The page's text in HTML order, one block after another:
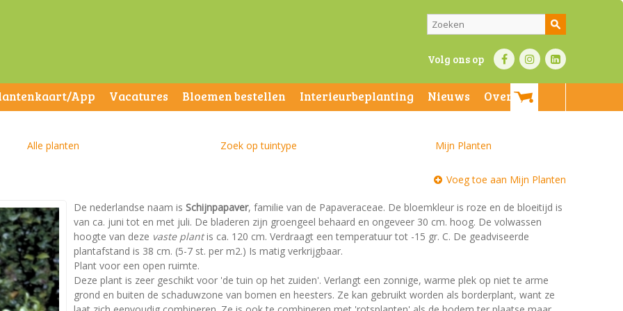
Volg ons op
App Vacatures Bloemen bestellen Interieurbeplanting Nieuws
Over ons
Alle planten Zoek op tuintype Mijn Planten
Voeg toe aan Mijn Planten
De nederlandse naam is Schijnpapaver, familie van de Papaveraceae. De bloemkleur is roze en de bloeitijd is
van ca. juni tot en met juli. De bladeren zijn groengeel behaard en ongeveer 30 cm. hoog. De volwassen
hoogte van deze vaste plantis ca. 120 cm. Verdraagt een temperatuur tot -15 gr. C. De geadviseerde
plantafstand is 38 cm. (5-7 st. per m2.) Is matig verkrijgbaar.
Plant voor een open ruimte.
Deze plant is zeer geschikt voor 'de tuin op het zuiden'. Verlangt een zonnige, warme plek op niet te arme
grond en buiten de schaduwzone van bomen en heesters. Ze kan gebruikt worden als borderplant, want ze